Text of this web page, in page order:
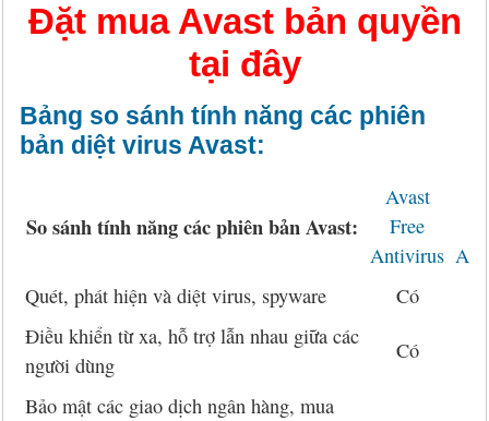
Đặt mua Avast bản quyền
tại đây
Bảng so sánh tính năng các phiên
bản diệt virus Avast:
So sánh tính năng các phiên bản Avast:
Avast
Free
Antivirus
Quét, phát hiện và diệt virus, spyware
Có
Điều khiển từ xa, hỗ trợ lẫn nhau giữa các
người dùng
Có
Bảo mật các giao dịch ngân hàng, mua